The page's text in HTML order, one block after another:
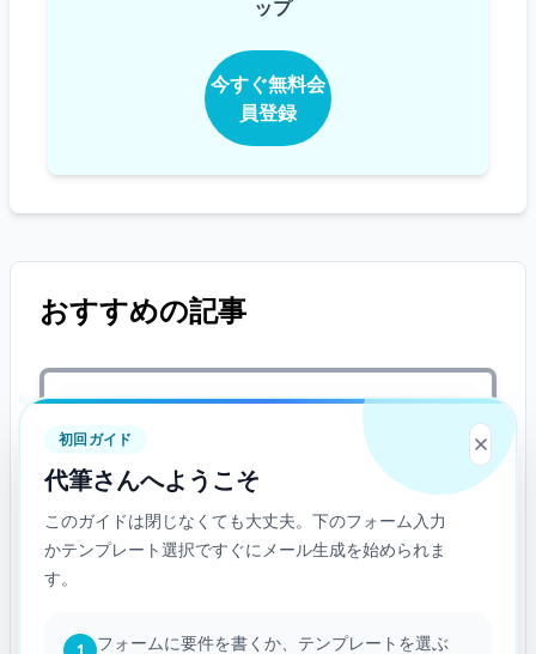
ップ
今すぐ無料会
員登録
おすすめの記事
代筆さんの特徴
初回ガイド
代筆さんへようこそ
このガイドは閉じなくても大丈夫。下のフォーム入力
かテンプレート選択ですぐにメール生成を始められま
す。
1 フォームに要件を書くか、テンプレートを選ぶ